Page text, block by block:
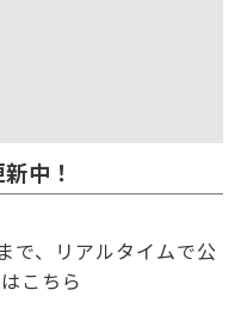
中！
で、リアルタイムで公
こちら